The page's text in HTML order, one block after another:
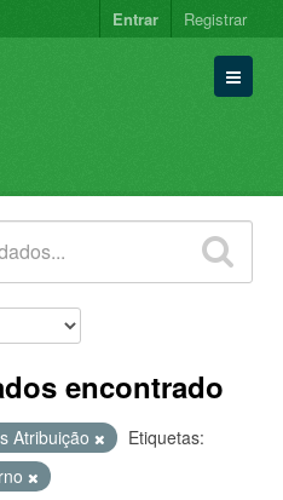
Entrar Registrar
encontrado
Atribuição
Etiquetas: